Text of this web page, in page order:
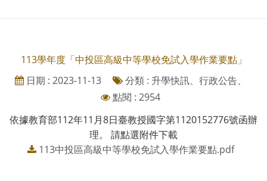
113學年度「中投區高級中等學校免試入學作業要點」
日期 : 2023-11-13
分類 : 升學快訊、行政公告、
點閱 : 2954
依據教育部112年11月8日臺教授國字第1120152776號函辦
理。 請點選附件下載
113中投區高級中等學校免試入學作業要點.pdf